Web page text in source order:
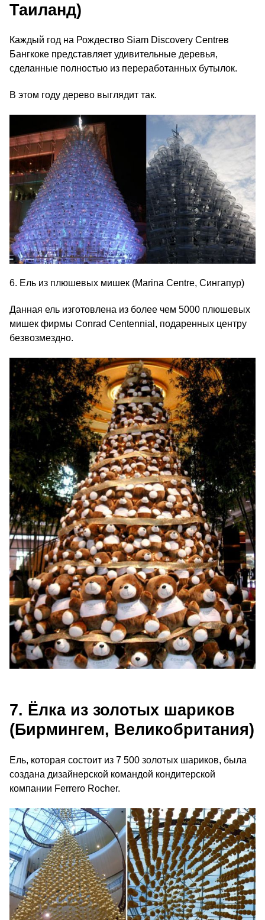
Таиланд)
Каждый год на Рождество Siam Discovery Centreв
Бангкоке представляет удивительные деревья,
сделанные полностью из переработанных бутылок.
В этом году дерево выглядит так.
6. Ель из плюшевых мишек (Marina Centre, Сингапур)
Данная ель изготовлена из более чем 5000 плюшевых
мишек фирмы Conrad Centennial, подаренных центру
безвозмездно.
7. Ёлка из золотых шариков
(Бирмингем, Великобритания)
Ель, которая состоит из 7 500 золотых шариков, была
создана дизайнерской командой кондитерской
компании Ferrero Rocher.